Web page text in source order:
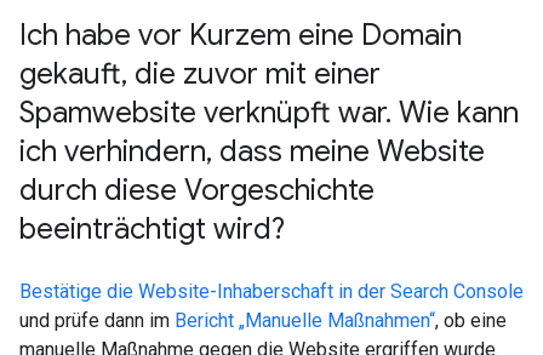
Ich habe vor Kurzem eine Domain
gekauft, die zuvor mit einer
Spamwebsite verknüpft war. Wie kann
ich verhindern, dass meine Website
durch diese Vorgeschichte
beeinträchtigt wird?
Bestätige die Website-Inhaberschaft in der Search Console
und prüfe dann im Bericht „Manuelle Maßnahmen“, ob eine
manuelle Maßnahme gegen die Website ergriffen wurde.